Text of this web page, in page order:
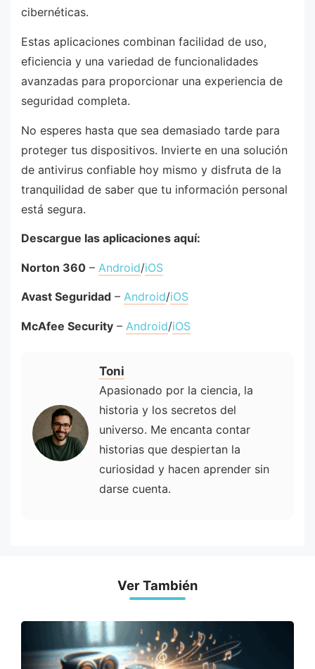
cibernéticas.
Estas aplicaciones combinan facilidad de uso,
eficiencia y una variedad de funcionalidades
avanzadas para proporcionar una experiencia de
seguridad completa.
No esperes hasta que sea demasiado tarde para
proteger tus dispositivos. Invierte en una solución
de antivirus confiable hoy mismo y disfruta de la
tranquilidad de saber que tu información personal
está segura.
Descargue las aplicaciones aquí:
Norton 360 – Android/iOS
Avast Seguridad – Android/iOS
McAfee Security – Android/iOS
Toni
Apasionado por la ciencia, la
historia y los secretos del
universo. Me encanta contar
historias que despiertan la
curiosidad y hacen aprender sin
darse cuenta.
Ver También